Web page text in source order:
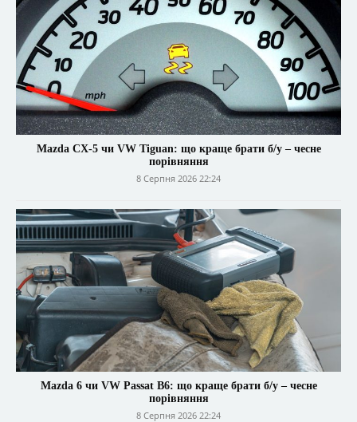
Mazda CX-5 чи VW Tiguan: що краще брати б/у – чесне
порівняння
8 Серпня 2026 22:24
Mazda 6 чи VW Passat B6: що краще брати б/у – чесне
порівняння
8 Серпня 2026 22:24